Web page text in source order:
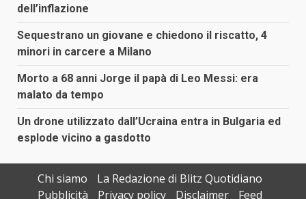
dell’inflazione
Sequestrano un giovane e chiedono il riscatto, 4
minori in carcere a Milano
Morto a 68 anni Jorge il papà di Leo Messi: era
malato da tempo
Un drone utilizzato dall’Ucraina entra in Bulgaria ed
esplode vicino a gasdotto
Chi siamo
La Redazione di Blitz Quotidiano
Pubblicità
Privacy policy Disclaimer Feed